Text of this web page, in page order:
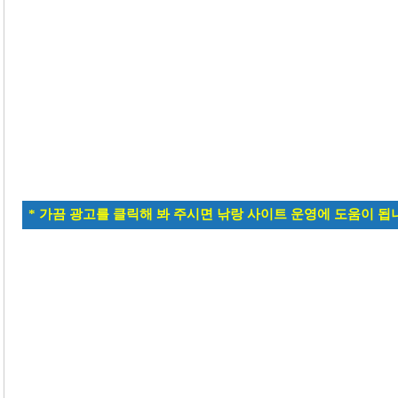
* 가끔 광고를 클릭해 봐 주시면 낚랑 사이트 운영에 도움이 됩